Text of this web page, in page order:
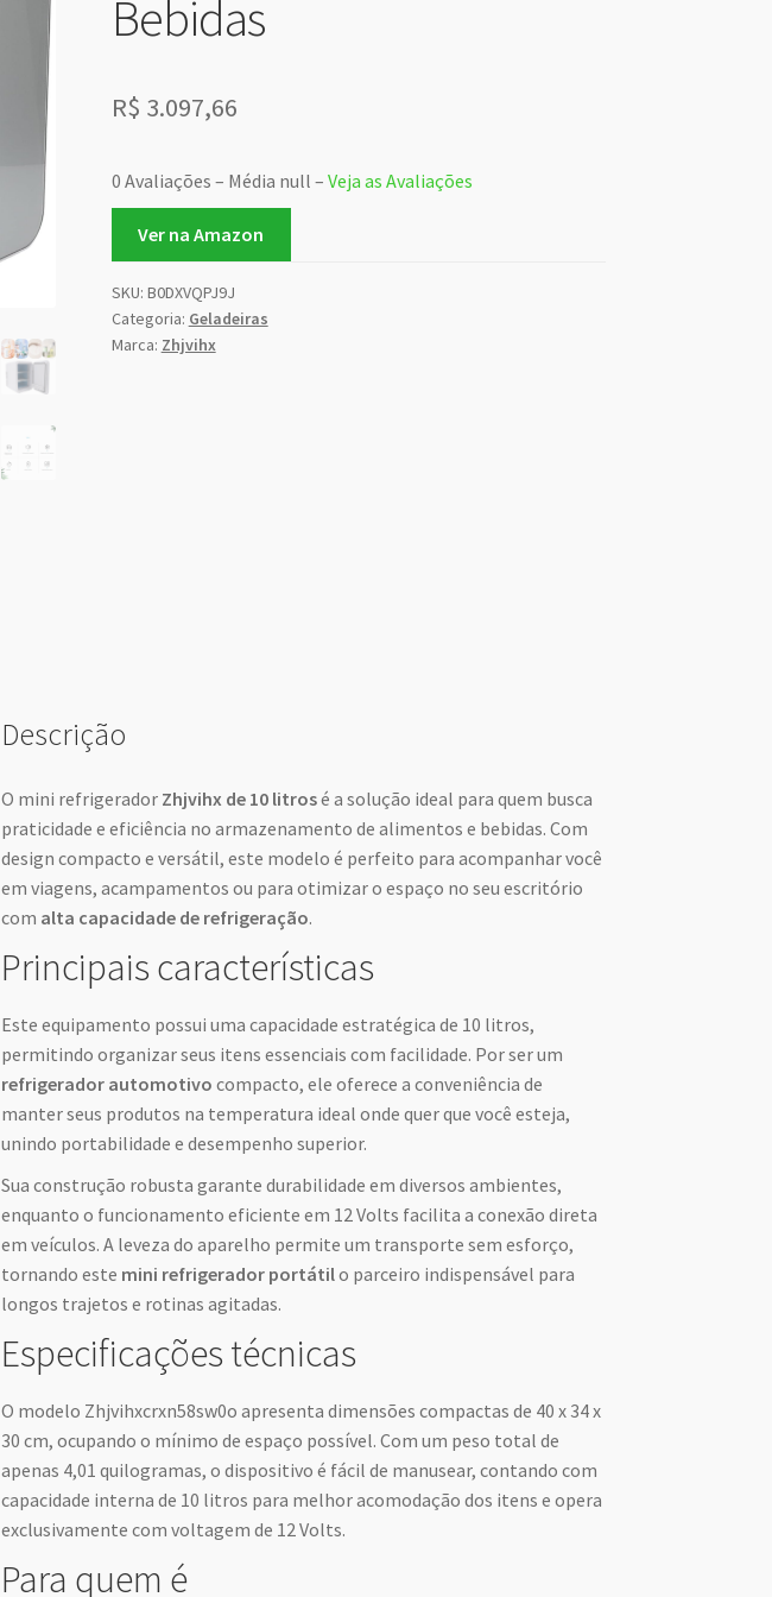
Bebidas
R$ 3.097,66
0 Avaliações – Média null – Veja as Avaliações
Ver na Amazon
SKU: B0DXVQPJ9J
Categoria: Geladeiras
Marca: Zhjvihx
Descrição
O mini refrigerador Zhjvihx de 10 litrosé a solução ideal para quem busca
praticidade e eficiência no armazenamento de alimentos e bebidas. Com
design compacto e versátil, este modelo é perfeito para acompanhar você
em viagens, acampamentos ou para otimizar o espaço no seu escritório
com alta capacidade de refrigeração.
Principais características
Este equipamento possui uma capacidade estratégica de 10 litros,
permitindo organizar seus itens essenciais com facilidade. Por ser um
refrigerador automotivo compacto, ele oferece a conveniência de
manter seus produtos na temperatura ideal onde quer que você esteja,
unindo portabilidade e desempenho superior.
Sua construção robusta garante durabilidade em diversos ambientes,
enquanto o funcionamento eficiente em 12 Volts facilita a conexão direta
em veículos. A leveza do aparelho permite um transporte sem esforço,
tornando este mini refrigerador portátilo parceiro indispensável para
longos trajetos e rotinas agitadas.
Especificações técnicas
O modelo Zhjvihxcrxn58sw0o apresenta dimensões compactas de 40 x 34 x
30 cm, ocupando o mínimo de espaço possível. Com um peso total de
apenas 4,01 quilogramas, o dispositivo é fácil de manusear, contando com
capacidade interna de 10 litros para melhor acomodação dos itens e opera
exclusivamente com voltagem de 12 Volts.
Para quem é